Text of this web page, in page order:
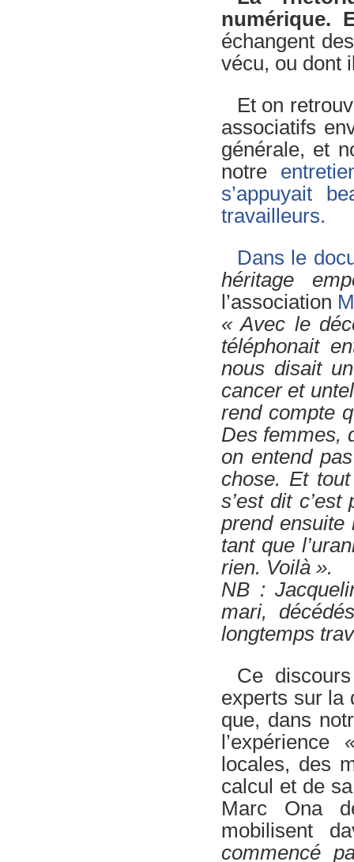
numérique.
échangent
vécu, ou dont
Et on
associatifs
générale, et
notre
s’appuyait
travailleurs.
Dans le
héritage
l’association
« Avec le
téléphonait
nous disait
cancer et
rend compte
Des femmes,
on entend
chose. Et
s’est dit
prend ensuite
tant que
rien. Voilà ».
NB :
mari,
longtemps
Ce
experts sur la
que, dans
l’expérience
locales, des
calcul et de
Marc Ona
mobilisent
commencé